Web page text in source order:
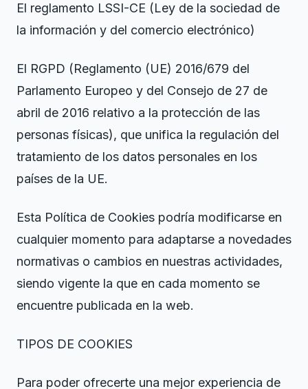
El reglamento LSSI-CE (Ley de la sociedad de
la información y del comercio electrónico)
El RGPD (Reglamento (UE) 2016/679 del
Parlamento Europeo y del Consejo de 27 de
abril de 2016 relativo a la protección de las
personas físicas), que unifica la regulación del
tratamiento de los datos personales en los
países de la UE.
Esta Política de Cookies podría modificarse en
cualquier momento para adaptarse a novedades
normativas o cambios en nuestras actividades,
siendo vigente la que en cada momento se
encuentre publicada en la web.
TIPOS DE COOKIES
Para poder ofrecerte una mejor experiencia de